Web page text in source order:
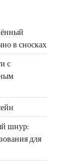
в сносках
с
шнур:
для